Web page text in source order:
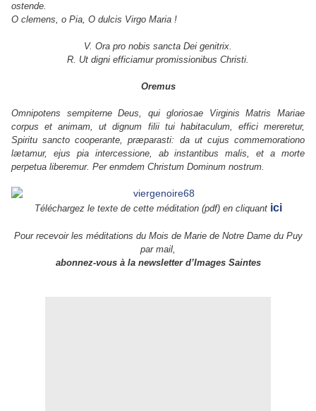
ostende.
O clemens, o Pia, O dulcis Virgo Maria !
V. Ora pro nobis sancta Dei genitrix.
R. Ut digni efficiamur promissionibus Christi.
Oremus
Omnipotens sempiterne Deus, qui gloriosae Virginis Matris Mariae
corpus et animam, ut dignum filii tui habitaculum, effici mereretur,
Spiritu sancto cooperante, præparasti: da ut cujus commemorationo
lætamur, ejus pia intercessione, ab instantibus malis, et a morte
perpetua liberemur. Per enmdem Christum Dominum nostrum.
Téléchargez le texte de cette méditation (pdf) en cliquant ici
Pour recevoir les méditations du Mois de Marie de Notre Dame du Puy
par mail,
abonnez-vous à la newsletter d’Images Saintes